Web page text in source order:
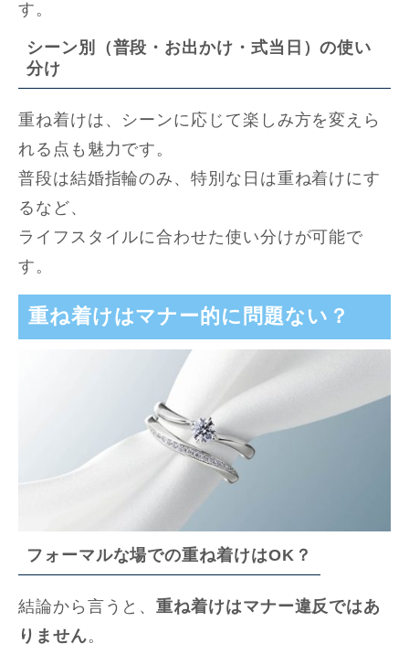
す。
シーン別（普段・お出かけ・式当日）の使い
分け
重ね着けは、シーンに応じて楽しみ方を変えら
れる点も魅力です。
普段は結婚指輪のみ、特別な日は重ね着けにす
るなど、
ライフスタイルに合わせた使い分けが可能で
す。
重ね着けはマナー的に問題ない？
フォーマルな場での重ね着けはOK？
結論から言うと、重ね着けはマナー違反ではあ
りません。